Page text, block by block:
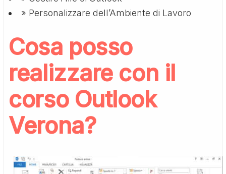
» Personalizzare dell’Ambiente di Lavoro
Cosa posso
realizzare con il
corso Outlook
Verona?